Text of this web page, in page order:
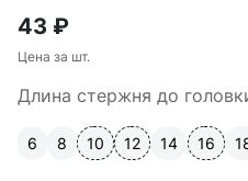
43 ₽
Цена за шт.
Длина стержня до
6 8 10 12 14 16